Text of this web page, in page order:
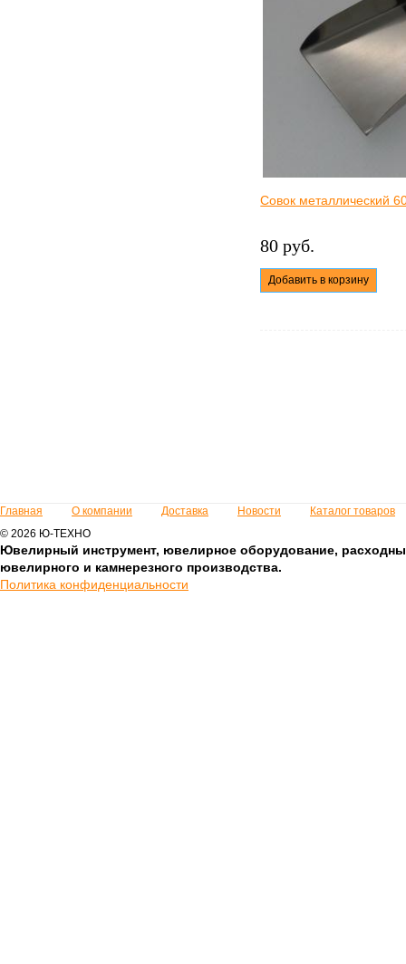
Совок металлический
80 руб.
Добавить в корзину
Главная О компании Доставка Новости
Каталог товаров
© 2026 Ю-ТЕХНО
Ювелирный инструмент, ювелирное оборудование,
ювелирного и камнерезного производства.
Политика конфиденциальности